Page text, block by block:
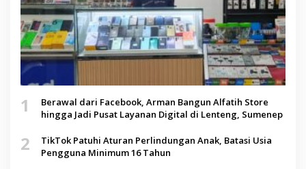
1
Berawal dari Facebook, Arman Bangun Alfatih Store
hingga Jadi Pusat Layanan Digital di Lenteng, Sumenep
2
TikTok Patuhi Aturan Perlindungan Anak, Batasi Usia
Pengguna Minimum 16 Tahun